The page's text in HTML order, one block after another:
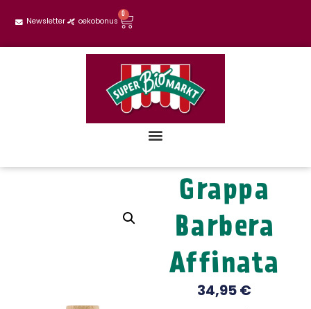
Newsletter oekobonus
0
Grappa
Barbera
Affinata
34,95 €